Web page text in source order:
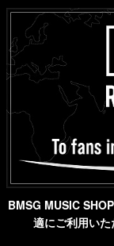
BMSG MUSIC
適にご利用いた